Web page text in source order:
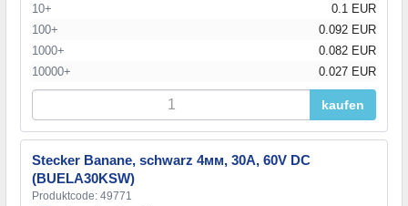
10+
0.1 EUR
100+
0.092 EUR
1000+
0.082 EUR
10000+
0.027 EUR
kaufen
Stecker Banane, schwarz 4мм, 30A, 60V DC
(BUELA30KSW)
Produktcode: 49771